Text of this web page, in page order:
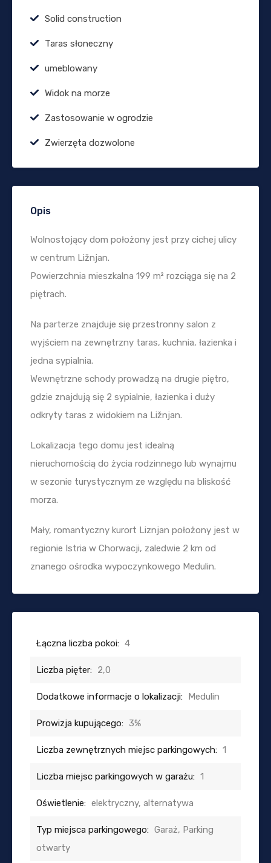
Solid construction
Taras słoneczny
umeblowany
Widok na morze
Zastosowanie w ogrodzie
Zwierzęta dozwolone
Opis
Wolnostojący dom położony jest przy cichej ulicy
w centrum Ližnjan.
Powierzchnia mieszkalna 199 m² rozciąga się na 2
piętrach.
Na parterze znajduje się przestronny salon z
wyjściem na zewnętrzny taras, kuchnia, łazienka i
jedna sypialnia.
Wewnętrzne schody prowadzą na drugie piętro,
gdzie znajdują się 2 sypialnie, łazienka i duży
odkryty taras z widokiem na Ližnjan.
Lokalizacja tego domu jest idealną
nieruchomością do życia rodzinnego lub wynajmu
w sezonie turystycznym ze względu na bliskość
morza.
Mały, romantyczny kurort Liznjan położony jest w
regionie Istria w Chorwacji, zaledwie 2 km od
znanego ośrodka wypoczynkowego Medulin.
Łączna liczba pokoi: 4
Liczba pięter: 2,0
Dodatkowe informacje o lokalizacji: Medulin
Prowizja kupującego: 3%
Liczba zewnętrznych miejsc parkingowych: 1
Liczba miejsc parkingowych w garażu: 1
Oświetlenie: elektryczny, alternatywa
Typ miejsca parkingowego: Garaż, Parking
otwarty